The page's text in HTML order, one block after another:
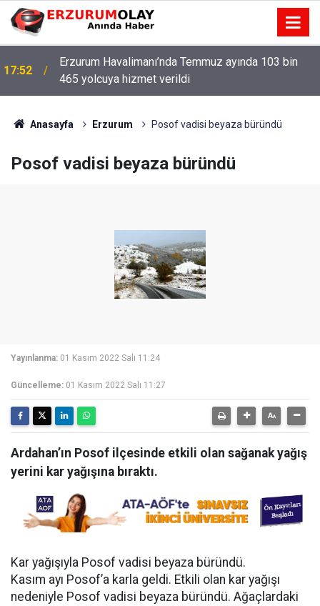
17:52
Erzurum Havalimanı’nda Temmuz ayında 103 bin
465 yolcuya hizmet verildi
Anasayfa Erzurum Posof vadisi beyaza büründü
Posof vadisi beyaza büründü
Yayınlanma: 01 Kasım 2022 Salı 11:24
Güncelleme: 01 Kasım 2022 Salı 11:27
Ardahan’ın Posof ilçesinde etkili olan sağanak yağış
yerini kar yağışına bıraktı.
Kar yağışıyla Posof vadisi beyaza büründü.
Kasım ayı Posof’a karla geldi. Etkili olan kar yağışı
nedeniyle Posof vadisi beyaza büründü. Ağaçlardaki